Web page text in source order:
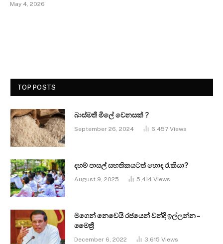
May 4, 2026
TOP POSTS
බාස්මතී මිලේ වෙනසක් ?
September 26, 2024 6,457 Views
දහම් පාසල් සහතිකයටත් හොඳ රැකියා?
August 9, 2025 5,414 Views
මගෙන් නෙවෙයි රජයෙන් වන්දි ඉල්ලන්න –
මෛත්‍රී
December 6, 2022 3,615 Views